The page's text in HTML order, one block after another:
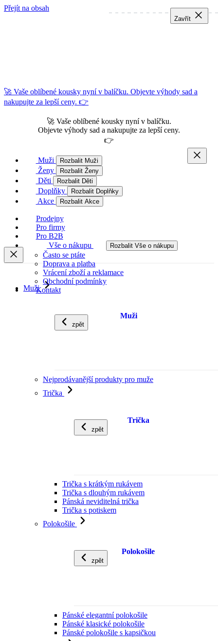
Přejít na obsah
🚀 Vaše oblíbené kousky nyní v balíčku. Objevte výhody sad a
nakupujte za lepší ceny. 👉
🚀 Vaše oblíbené kousky nyní v balíčku.
Objevte výhody sad a nakupujte za lepší ceny.
👉
Muži Rozbalit Muži
Ženy Rozbalit Ženy
Děti Rozbalit Děti
Doplňky Rozbalit Doplňky
Akce Rozbalit Akce
Prodejny
Pro firmy
Pro B2B
Vše o nákupu
Rozbalit Vše o nákupu
Často se ptáte
Doprava a platba
Vrácení zboží a reklamace
Obchodní podmínky
Kontakt
Muži
zpět
Muži
Nejprodávanější produkty pro muže
Trička
zpět
Trička
Trička s krátkým rukávem
Trička s dlouhým rukávem
Pánská neviditelná trička
Trička s potiskem
Polokošile
zpět
Polokošile
Pánské elegantní polokošile
Pánské klasické polokošile
Pánské polokošile s kapsičkou
Zavřít
Zavřít
Zavřít